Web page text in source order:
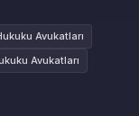
Avukatları
Avukatları